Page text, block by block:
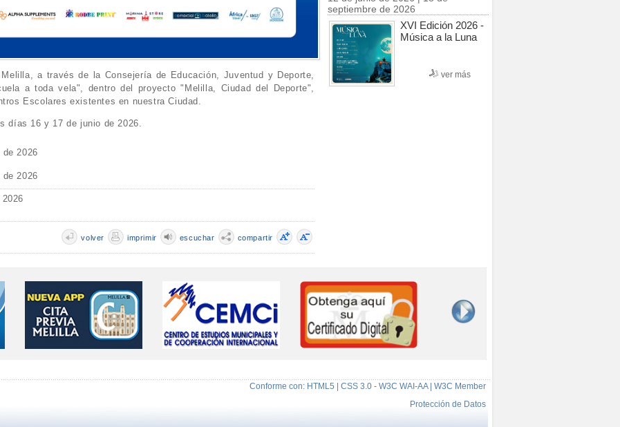
a través de la Consejería de Educación, Juventud y Deporte,
a toda vela", dentro del proyecto "Melilla, Ciudad del Deporte",
Escolares existentes en nuestra Ciudad.
días 16 y 17 de junio de 2026.
de 2026
de 2026
compartir
escuchar
imprimir
volver
septiembre de 2026
XVI Edición 2026 -
Música a la Luna
ver más
Conforme con: HTML5 | CSS 3.0 - W3C WAI-AA | W3C Member
Protección de Datos